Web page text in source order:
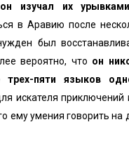
изучал их
в Аравию после
был
вероятно, что он
пяти языков
искателя приключений
ему умения говорить на